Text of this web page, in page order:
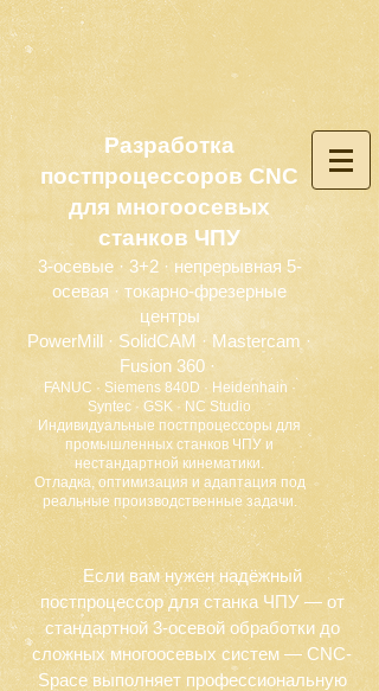
Разработка
постпроцессоров CNC
для многоосевых
станков ЧПУ
3-осевые · 3+2 · непрерывная 5-
осевая · токарно-фрезерные
центры
PowerMill · SolidCAM · Mastercam ·
Fusion 360 ·
FANUC · Siemens 840D · Heidenhain ·
Syntec · GSK · NC Studio
Индивидуальные постпроцессоры для
промышленных станков ЧПУ и
нестандартной кинематики.
Отладка, оптимизация и адаптация под
реальные производственные задачи.
Если вам нужен надёжный
постпроцессор для станка ЧПУ — от
стандартной 3-осевой обработки до
сложных многоосевых систем — CNC-
Space выполняет профессиональную